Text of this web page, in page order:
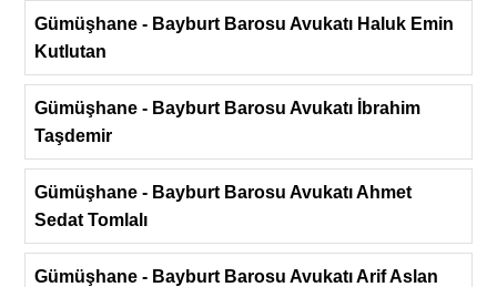
Gümüşhane - Bayburt Barosu Avukatı Haluk Emin
Kutlutan
Gümüşhane - Bayburt Barosu Avukatı İbrahim
Taşdemir
Gümüşhane - Bayburt Barosu Avukatı Ahmet
Sedat Tomlalı
Gümüşhane - Bayburt Barosu Avukatı Arif Aslan